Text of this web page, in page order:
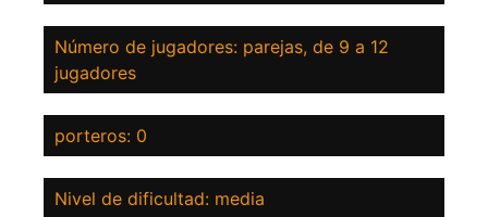
Número de jugadores: parejas, de 9 a 12
jugadores
porteros: 0
Nivel de dificultad: media